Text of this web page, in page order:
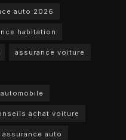
auto 2026
habitation
assurance voiture
automobile
achat voiture
auto